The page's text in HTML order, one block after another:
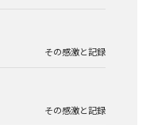
その感激と記録
その感激と記録